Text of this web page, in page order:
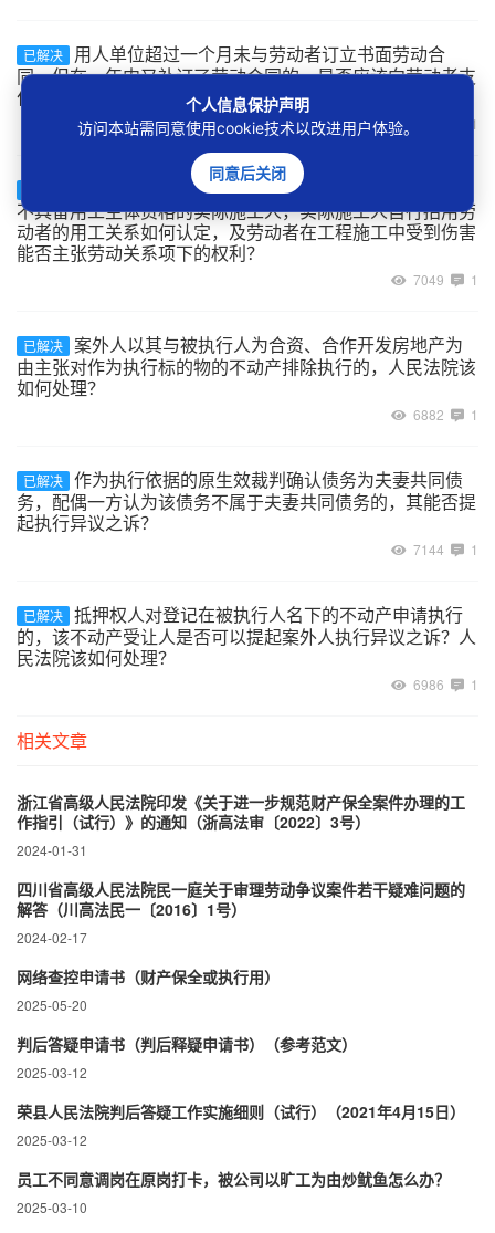
已解决
用人单位超过一个月未与劳动者订立书面劳动合
同，但在一年内又补订了劳动合同的，是否应该向劳动者支
付二倍工资？
1
建设工程的承包单位将工程非法转包、违法分包给
不具备用工主体资格的实际施工人，实际施工人自行招用劳
动者的用工关系如何认定，及劳动者在工程施工中受到伤害
能否主张劳动关系项下的权利？
7049 1
已解决 案外人以其与被执行人为合资、合作开发房地产为
由主张对作为执行标的物的不动产排除执行的，人民法院该
如何处理？
6882 1
已解决 作为执行依据的原生效裁判确认债务为夫妻共同债
务，配偶一方认为该债务不属于夫妻共同债务的，其能否提
起执行异议之诉？
7144 1
已解决 抵押权人对登记在被执行人名下的不动产申请执行
的，该不动产受让人是否可以提起案外人执行异议之诉？人
民法院该如何处理？
6986 1
相关文章
浙江省高级人民法院印发《关于进一步规范财产保全案件办理的工
作指引（试行）》的通知（浙高法审〔2022〕3号）
2024-01-31
四川省高级人民法院民一庭关于审理劳动争议案件若干疑难问题的
解答（川高法民一〔2016〕1号）
2024-02-17
网络查控申请书（财产保全或执行用）
2025-05-20
判后答疑申请书（判后释疑申请书）（参考范文）
2025-03-12
荣县人民法院判后答疑工作实施细则（试行）（2021年4月15日）
2025-03-12
员工不同意调岗在原岗打卡，被公司以旷工为由炒鱿鱼怎么办？
2025-03-10
个人信息保护声明
访问本站需同意使用cookie技术以改进用户体验。
同意后关闭